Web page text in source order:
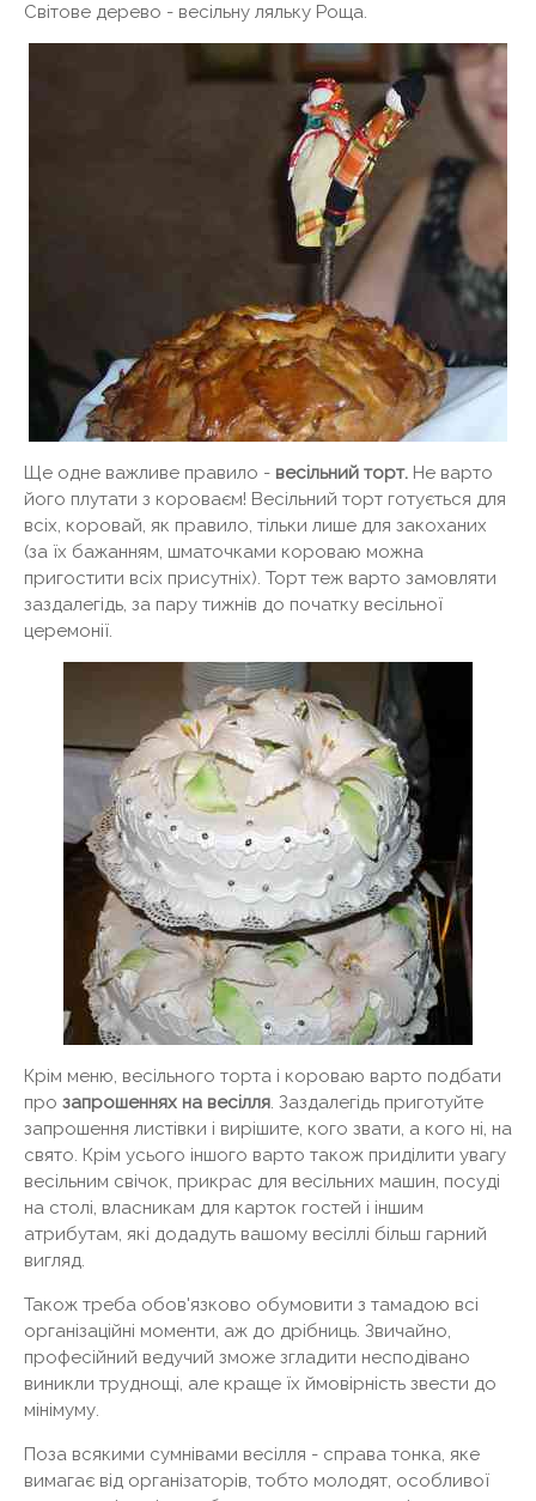
Світове дерево - весільну ляльку Роща.
Ще одне важливе правило - весільний торт. Не варто
його плутати з короваєм! Весільний торт готується для
всіх, коровай, як правило, тільки лише для закоханих
(за їх бажанням, шматочками короваю можна
пригостити всіх присутніх). Торт теж варто замовляти
заздалегідь, за пару тижнів до початку весільної
церемонії.
Крім меню, весільного торта і короваю варто подбати
про запрошеннях на весілля. Заздалегідь приготуйте
запрошення листівки і вирішите, кого звати, а кого ні, на
свято. Крім усього іншого варто також приділити увагу
весільним свічок, прикрас для весільних машин, посуді
на столі, власникам для карток гостей і іншим
атрибутам, які додадуть вашому весіллі більш гарний
вигляд.
Також треба обов'язково обумовити з тамадою всі
організаційні моменти, аж до дрібниць. Звичайно,
професійний ведучий зможе згладити несподівано
виникли труднощі, але краще їх ймовірність звести до
мінімуму.
Поза всякими сумнівами весілля - справа тонка, яке
вимагає від організаторів, тобто молодят, особливої ​​